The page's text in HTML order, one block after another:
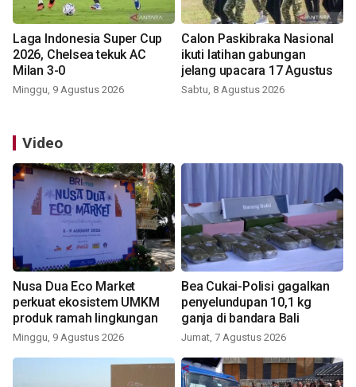
Laga Indonesia Super Cup
2026, Chelsea tekuk AC
Milan 3-0
Minggu, 9 Agustus 2026
Calon Paskibraka Nasional
ikuti latihan gabungan
jelang upacara 17 Agustus
Sabtu, 8 Agustus 2026
Video
Nusa Dua Eco Market
perkuat ekosistem UMKM
produk ramah lingkungan
Minggu, 9 Agustus 2026
Bea Cukai-Polisi gagalkan
penyelundupan 10,1 kg
ganja di bandara Bali
Jumat, 7 Agustus 2026